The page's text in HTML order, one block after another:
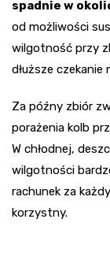
spadnie w
od możliwości
wilgotność przy
dłuższe czekanie
Za późny zbiór
porażenia kolb
W chłodnej,
wilgotności
rachunek za
korzystny.